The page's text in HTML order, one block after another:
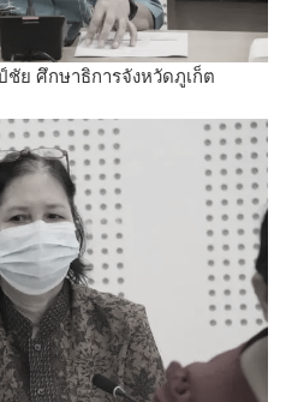
ย ศึกษาธิการจังหวัดภูเก็ต